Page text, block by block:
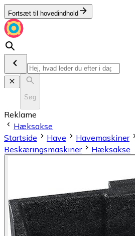
Fortsæt til hovedindhold
Søg
Reklame
Hæksakse
Startside
Have Havemaskiner
Beskæringsmaskiner
Hæksakse